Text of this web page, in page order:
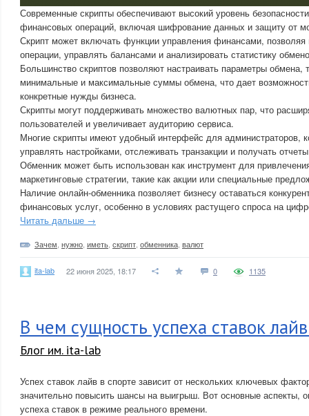
Современные скрипты обеспечивают высокий уровень
финансовых операций, включая шифрование данных и защиту от
Скрипт может включать функции управления финансами,
операции, управлять балансами и анализировать статистику
Большинство скриптов позволяют настраивать параметры обмена,
минимальные и максимальные суммы обмена, что дает
конкретные нужды бизнеса.
Скрипты могут поддерживать множество валютных пар, что
пользователей и увеличивает аудиторию сервиса.
Многие скрипты имеют удобный интерфейс для администраторов,
управлять настройками, отслеживать транзакции и получать
Обменник может быть использован как инструмент для
маркетинговые стратегии, такие как акции или специальные
Наличие онлайн-обменника позволяет бизнесу оставаться
финансовых услуг, особенно в условиях растущего спроса на
Читать дальше →
Зачем нужно иметь скрипт обменника валют
ita-lab 22 июня 2025, 18:17 0 1135
В чем сущность успеха ставок
Блог им. ita-lab
Успех ставок лайв в спорте зависит от нескольких ключевых
значительно повысить шансы на выигрыш. Вот основные аспекты,
успеха ставок в режиме реального времени.